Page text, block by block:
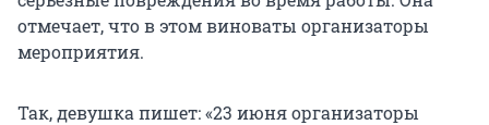
отмечает, что в этом виноваты организаторы
мероприятия.
Так, девушка пишет: «23 июня организаторы